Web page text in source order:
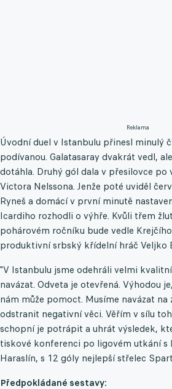
Reklama
Úvodní duel v Istanbulu přinesl minulý
podívanou. Galatasaray dvakrát vedl,
dotáhla. Druhý gól dala v přesilovce po
Victora Nelssona. Jenže poté uviděl
Ryneš a domácí v první minutě
Icardiho rozhodli o výhře. Kvůli třem
pohárovém ročníku bude vedle
produktivní srbský křídelní hráč Veljko
"V Istanbulu jsme odehráli velmi
navázat. Odveta je otevřená. Výhodou
nám může pomoct. Musíme navázat na
odstranit negativní věci. Věřím v sílu
schopní je potrápit a uhrát výsledek,
tiskové konferenci po ligovém utkání s
Haraslín, s 12 góly nejlepší střelec
Předpokládané sestavy: